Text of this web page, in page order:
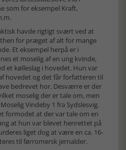
som for eksempel Kraft,
havde rigtigt svært ved at
for præget af alt for mange
Et eksempel herpå er i
et moselig af en ung kvinde,
et kølleslag i hovedet. Hun var
hovedet og det får forfatteren til
bedrevet hor. Desværre er der
moselig der er tale om, men
Vindeby 1 fra Sydslesvig.
formodet at der var tale om en
at hun var blevet henrettet på
liget dog at være en ca. 16-
til førromersk jernalder.